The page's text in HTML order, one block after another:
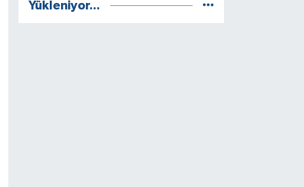
Yükleniyor...